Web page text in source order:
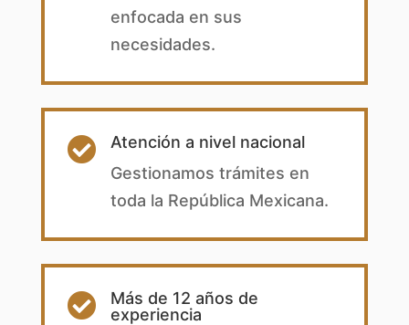
enfocada en sus
necesidades.

Atención a nivel nacional
Gestionamos trámites en
toda la República Mexicana.

Más de 12 años de
experiencia